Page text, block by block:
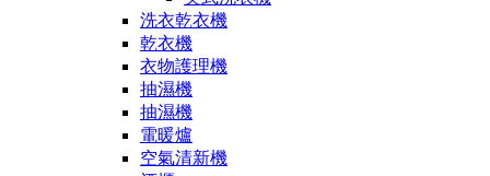
洗衣乾衣機
乾衣機
衣物護理機
抽濕機
抽濕機
電暖爐
空氣清新機